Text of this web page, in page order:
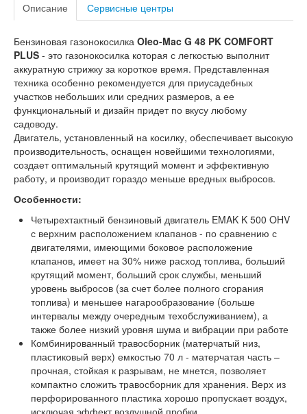
Описание Сервисные центры
Бензиновая газонокосилка Oleo-Mac G 48 PK COMFORT
PLUS - это газонокосилка которая с легкостью выполнит
аккуратную стрижку за короткое время. Представленная
техника особенно рекомендуется для приусадебных
участков небольших или средних размеров, а ее
функциональный и дизайн придет по вкусу любому
садоводу.
Двигатель, установленный на косилку, обеспечивает высокую
производительность, оснащен новейшими технологиями,
создает оптимальный крутящий момент и эффективную
работу, и производит гораздо меньше вредных выбросов.
Особенности:
Четырехтактный бензиновый двигатель EMAK K 500 OHV
с верхним расположением клапанов - по сравнению с
двигателями, имеющими боковое расположение
клапанов, имеет на 30% ниже расход топлива, больший
крутящий момент, больший срок службы, меньший
уровень выбросов (за счет более полного сгорания
топлива) и меньшее нагарообразование (больше
интервалы между очередным техобслуживанием), а
также более низкий уровня шума и вибрации при работе
Комбинированный травосборник (матерчатый низ,
пластиковый верх) емкостью 70 л - матерчатая часть –
прочная, стойкая к разрывам, не мнется, позволяет
компактно сложить травосборник для хранения. Верх из
перфорированного пластика хорошо пропускает воздух,
исключая эффект воздушной пробки